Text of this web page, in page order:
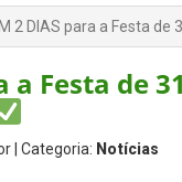
2 DIAS para a Festa
a Festa de
| Categoria: Notícias